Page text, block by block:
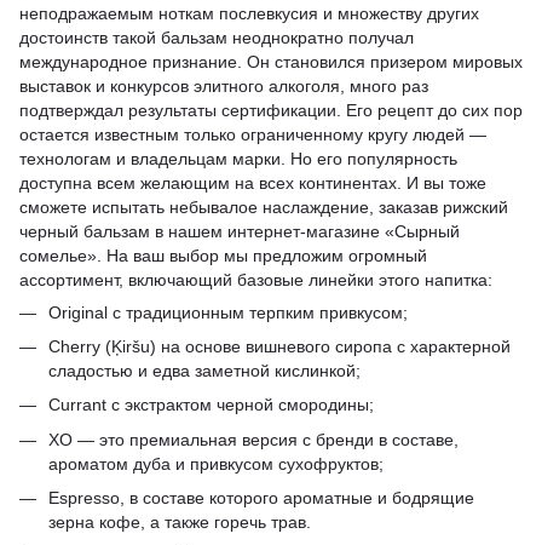
неподражаемым ноткам послевкусия и множеству других
достоинств такой бальзам неоднократно получал
международное признание. Он становился призером мировых
выставок и конкурсов элитного алкоголя, много раз
подтверждал результаты сертификации. Его рецепт до сих пор
остается известным только ограниченному кругу людей —
технологам и владельцам марки. Но его популярность
доступна всем желающим на всех континентах. И вы тоже
сможете испытать небывалое наслаждение, заказав рижский
черный бальзам в нашем интернет-магазине «Сырный
сомелье». На ваш выбор мы предложим огромный
ассортимент, включающий базовые линейки этого напитка:
Original с традиционным терпким привкусом;
Cherry (Ķiršu) на основе вишневого сиропа с характерной
сладостью и едва заметной кислинкой;
Currant с экстрактом черной смородины;
XO — это премиальная версия с бренди в составе,
ароматом дуба и привкусом сухофруктов;
Espresso, в составе которого ароматные и бодрящие
зерна кофе, а также горечь трав.